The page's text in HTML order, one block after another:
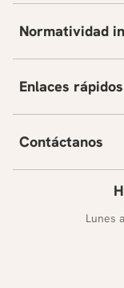
Normatividad
Enlaces rápidos
Contáctanos
Lunes